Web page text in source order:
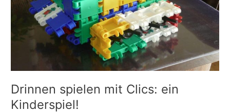
Drinnen spielen mit Clics: ein
Kinderspiel!